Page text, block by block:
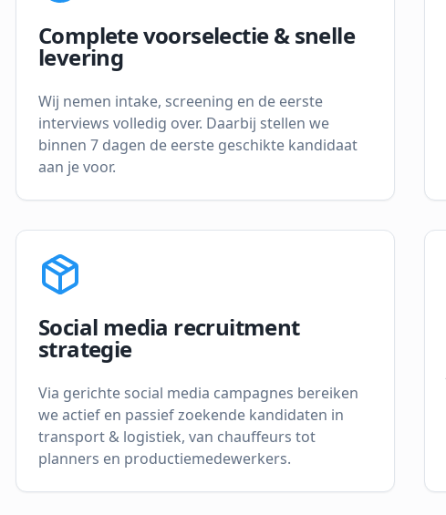
Complete voorselectie & snelle
levering
Wij nemen intake, screening en de eerste
interviews volledig over. Daarbij stellen we
binnen 7 dagen de eerste geschikte kandidaat
aan je voor.
Social media recruitment
strategie
Via gerichte social media campagnes bereiken
we actief en passief zoekende kandidaten in
transport & logistiek, van chauffeurs tot
planners en productiemedewerkers.